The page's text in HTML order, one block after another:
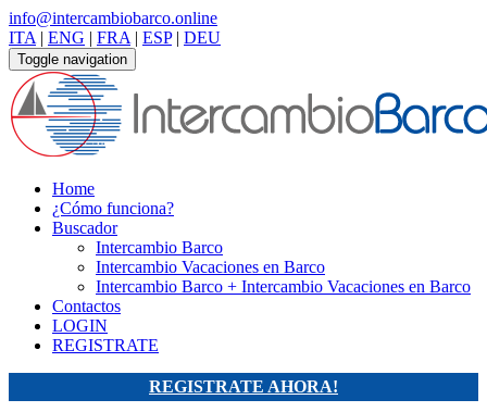
info@intercambiobarco.online
ITA | ENG | FRA | ESP| DEU
Toggle navigation
Home
¿Cómo funciona?
Buscador
Intercambio Barco
Intercambio Vacaciones en Barco
Intercambio Barco + Intercambio Vacaciones en Barco
Contactos
LOGIN
REGISTRATE
REGISTRATE AHORA!